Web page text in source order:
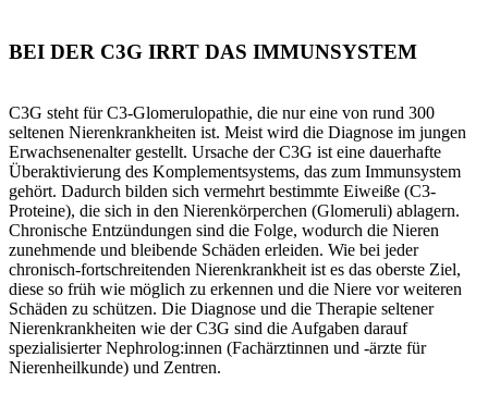
BEI DER C3G IRRT DAS IMMUNSYSTEM
C3G steht für C3-Glomerulopathie, die nur eine von rund 300
seltenen Nierenkrankheiten ist. Meist wird die Diagnose im jungen
Erwachsenenalter gestellt. Ursache der C3G ist eine dauerhafte
Überaktivierung des Komplementsystems, das zum Immunsystem
gehört. Dadurch bilden sich vermehrt bestimmte Eiweiße (C3-
Proteine), die sich in den Nierenkörperchen (Glomeruli) ablagern.
Chronische Entzündungen sind die Folge, wodurch die Nieren
zunehmende und bleibende Schäden erleiden. Wie bei jeder
chronisch-fortschreitenden Nierenkrankheit ist es das oberste Ziel,
diese so früh wie möglich zu erkennen und die Niere vor weiteren
Schäden zu schützen. Die Diagnose und die Therapie seltener
Nierenkrankheiten wie der C3G sind die Aufgaben darauf
spezialisierter Nephrolog:innen (Fachärztinnen und -ärzte für
Nierenheilkunde) und Zentren.